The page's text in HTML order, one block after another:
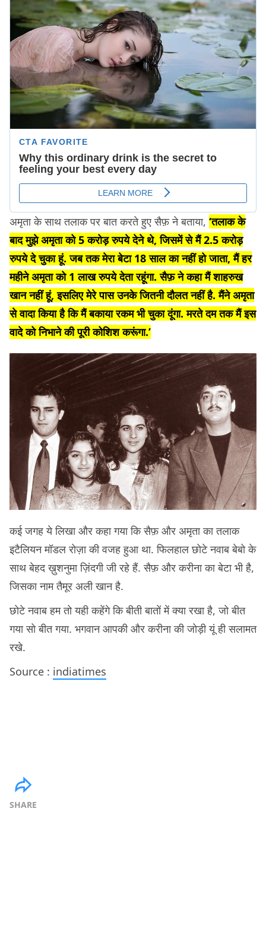
अमृता के साथ तलाक पर बात करते हुए सैफ़ ने बताया, ‘तलाक के
बाद मुझे अमृता को 5 करोड़ रुपये देने थे, जिसमें से मैं 2.5 करोड़
रुपये दे चुका हूं. जब तक मेरा बेटा 18 साल का नहीं हो जाता, मैं हर
महीने अमृता को 1 लाख रुपये देता रहूंगा. सैफ़ ने कहा मैं शाहरुख
खान नहीं हूं, इसलिए मेरे पास उनके जितनी दौलत नहीं है. मैंने अमृता
से वादा किया है कि मैं बकाया रकम भी चुका दूंगा. मरते दम तक मैं इस
वादे को निभाने की पूरी कोशिश करूंगा.’
कई जगह ये लिखा और कहा गया कि सैफ़ और अमृता का तलाक
इटैलियन मॉडल रोज़ा की वजह हुआ था. फिलहाल छोटे नवाब बेबो के
साथ बेहद ख़ुशनुमा ज़िंदगी जी रहे हैं. सैफ़ और करीना का बेटा भी है,
जिसका नाम तैमूर अली खान है.
छोटे नवाब हम तो यही कहेंगे कि बीती बातों में क्या रखा है, जो बीत
गया सो बीत गया. भगवान आपकी और करीना की जोड़ी यूं ही सलामत
रखे.
Source : indiatimes
SHARE